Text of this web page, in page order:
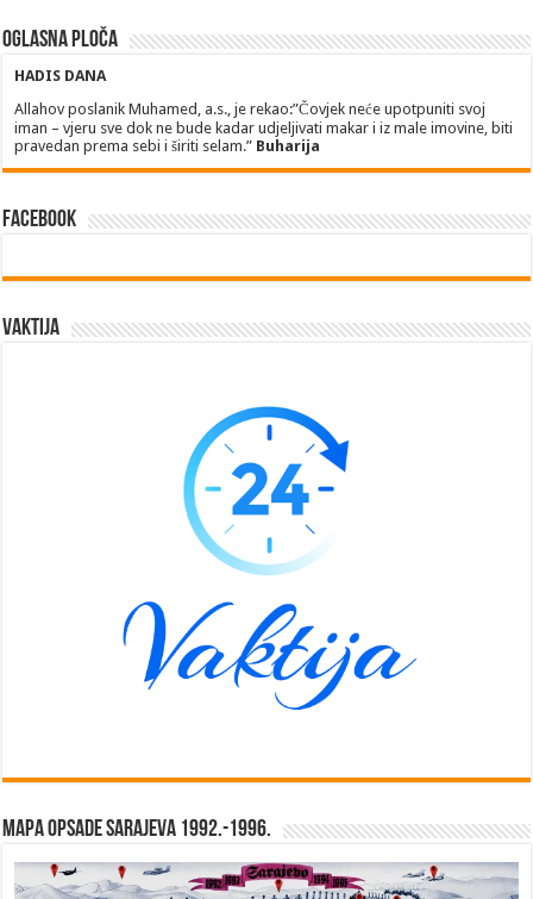
Oglasna ploča
HADIS DANA
Allahov poslanik Muhamed, a.s., je rekao:”Čovjek neće upotpuniti svoj
iman – vjeru sve dok ne bude kadar udjeljivati makar i iz male imovine, biti
pravedan prema sebi i širiti selam.” Buharija
Facebook
Vaktija
Mapa opsade Sarajeva 1992.-1996.